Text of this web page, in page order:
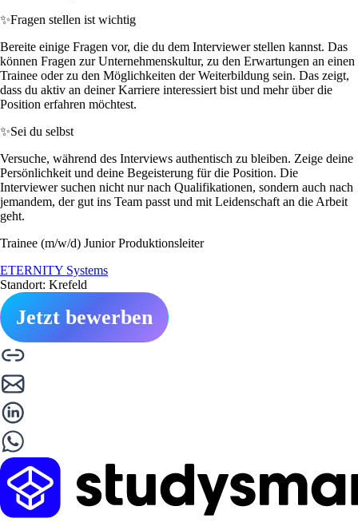
✨Fragen stellen ist wichtig
Bereite einige Fragen vor, die du dem Interviewer stellen kannst. Das
können Fragen zur Unternehmenskultur, zu den Erwartungen an einen
Trainee oder zu den Möglichkeiten der Weiterbildung sein. Das zeigt,
dass du aktiv an deiner Karriere interessiert bist und mehr über die
Position erfahren möchtest.
✨Sei du selbst
Versuche, während des Interviews authentisch zu bleiben. Zeige deine
Persönlichkeit und deine Begeisterung für die Position. Die
Interviewer suchen nicht nur nach Qualifikationen, sondern auch nach
jemandem, der gut ins Team passt und mit Leidenschaft an die Arbeit
geht.
Trainee (m/w/d) Junior Produktionsleiter
ETERNITY Systems
Standort: Krefeld
Jetzt bewerben